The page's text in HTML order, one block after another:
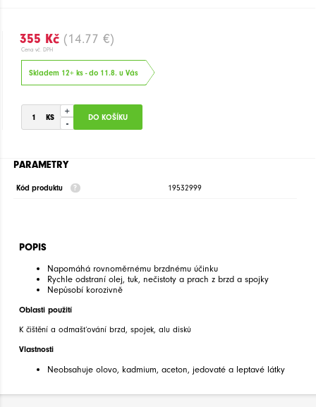
355 Kč (14.77 €)
Cena vč. DPH
Skladem 12+ ks - do 11.8. u Vás
+
-
PARAMETRY
Kód produktu 19532999
POPIS
Napomáhá rovnoměrnému brzdnému účinku
Rychle odstraní olej, tuk, nečistoty a prach z brzd a spojky
Nepůsobí korozivně
Oblasti použití
K čištění a odmašťování brzd, spojek, alu disků
Vlastnosti
Neobsahuje olovo, kadmium, aceton, jedovaté a leptavé látky